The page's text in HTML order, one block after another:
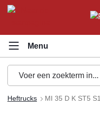
Heftrucks MI 35 D K ST5 S1